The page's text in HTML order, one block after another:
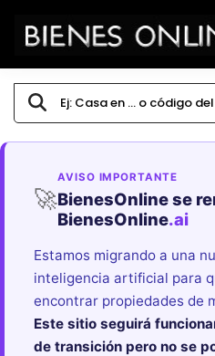
🚀
AVISO IMPORTANTE
BienesOnline se
BienesOnline.ai
Estamos migrando a una
inteligencia artificial para
encontrar propiedades de
Este sitio seguirá
de transición pero no se